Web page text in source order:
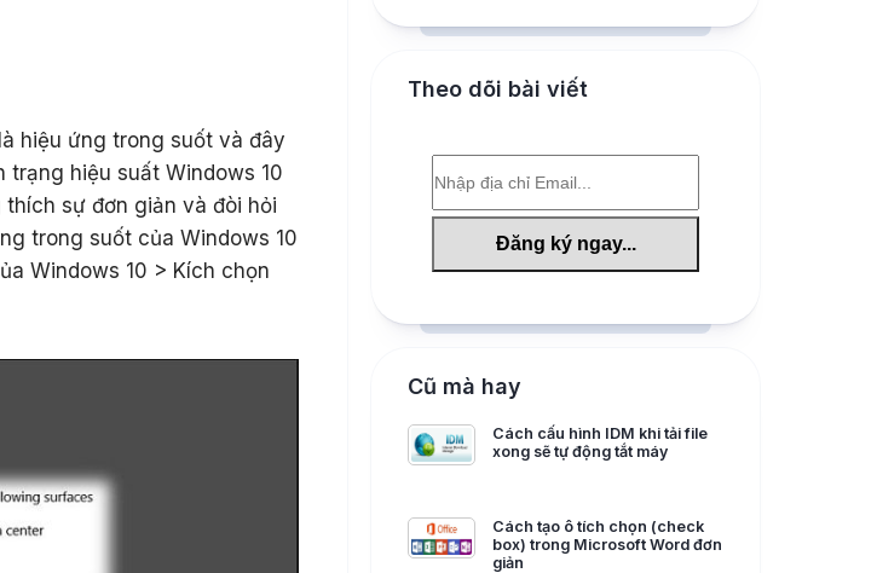
hiệu ứng trong suốt và đây
hiệu suất Windows 10
sự đơn giản và đòi hỏi
trong suốt của Windows 10
Windows 10 > Kích chọn
Theo dõi bài viết
Cũ mà hay
Cách cấu hình IDM khi tải file
xong sẽ tự động tắt máy
Cách tạo ô tích chọn (check
box) trong Microsoft Word đơn
giản